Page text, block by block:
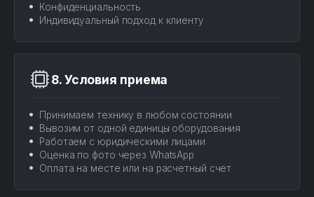
Конфиденциальность
Индивидуальный подход к клиенту
8. Условия приема
Принимаем технику в любом состоянии
Вывозим от одной единицы оборудования
Работаем с юридическими лицами
Оценка по фото через WhatsApp
Оплата на месте или на расчетный счет